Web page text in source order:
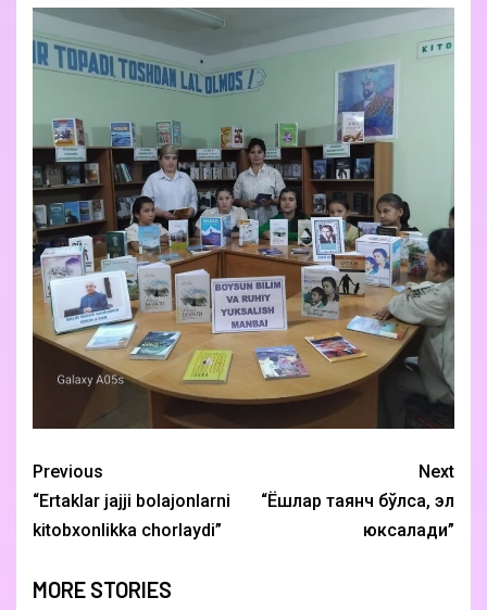
Previous
“Ertaklar jajji bolajonlarni
kitobxonlikka chorlaydi”
Next
“Ёшлар таянч бўлса, эл
юксалади”
MORE STORIES